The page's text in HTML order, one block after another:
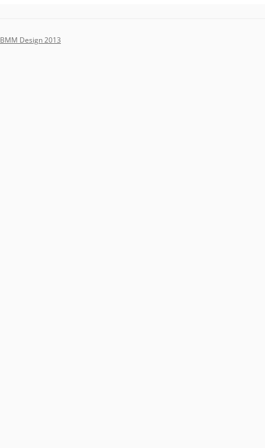
BMM Design 2013